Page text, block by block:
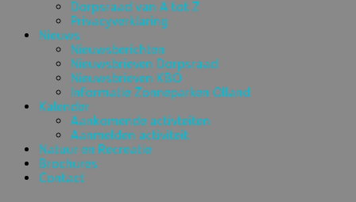
Dorpsraad van A tot Z
Privacyverklaring
Nieuws
Nieuwsberichten
Nieuwsbrieven Dorpsraad
Nieuwsbrieven KBO
Informatie Zonneparken Olland
Kalender
Aankomende activteiten
Aanmelden activiteit
Natuur en Recreatie
Brochures
Contact